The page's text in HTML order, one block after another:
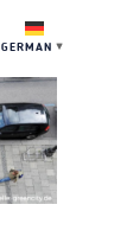
GERMAN ▼